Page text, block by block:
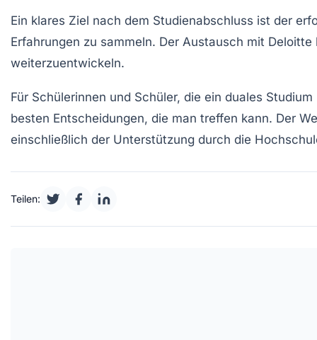
Ein klares Ziel nach dem Studienabschluss ist der
Erfahrungen zu sammeln. Der Austausch mit
weiterzuentwickeln.
Für Schülerinnen und Schüler, die ein duales
besten Entscheidungen, die man treffen kann. Der
einschließlich der Unterstützung durch die
Teilen: